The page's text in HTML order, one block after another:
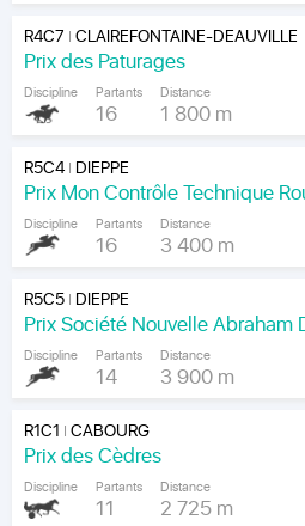
R4C7 |CLAIREFONTAINE-DEAUVILLE
Prix des Paturages
Discipline Partants
16
Distance
1 800 m
R5C4| DIEPPE
Discipline Partants
16
Distance
3 400 m
R5C5| DIEPPE
Discipline Partants
14
Distance
3 900 m
R1C1 |CABOURG
Prix des Cèdres
Discipline Partants
11
Distance
2 725 m